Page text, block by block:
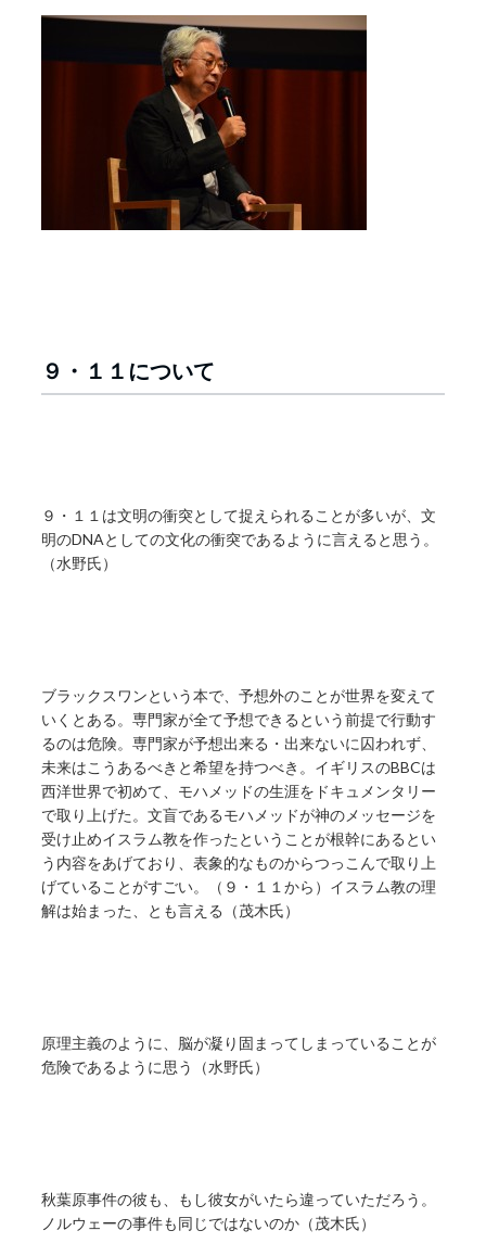
９・１１について
９・１１は文明の衝突として捉えられることが多いが、文
明のDNAとしての文化の衝突であるように言えると思う。
（水野氏）
ブラックスワンという本で、予想外のことが世界を変えて
いくとある。専門家が全て予想できるという前提で行動す
るのは危険。専門家が予想出来る・出来ないに囚われず、
未来はこうあるべきと希望を持つべき。イギリスのBBCは
西洋世界で初めて、モハメッドの生涯をドキュメンタリー
で取り上げた。文盲であるモハメッドが神のメッセージを
受け止めイスラム教を作ったということが根幹にあるとい
う内容をあげており、表象的なものからつっこんで取り上
げていることがすごい。（９・１１から）イスラム教の理
解は始まった、とも言える（茂木氏）
原理主義のように、脳が凝り固まってしまっていることが
危険であるように思う（水野氏）
秋葉原事件の彼も、もし彼女がいたら違っていただろう。
ノルウェーの事件も同じではないのか（茂木氏）